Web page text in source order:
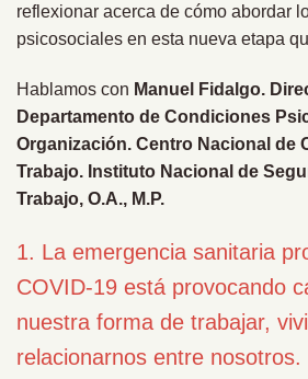
reflexionar acerca de cómo abordar
psicosociales en esta nueva etapa
Hablamos con Manuel Fidalgo.
Departamento de Condiciones
Organización. Centro Nacional de
Trabajo. Instituto Nacional de
Trabajo, O.A., M.P.
1. La emergencia sanitaria
COVID-19 está provocando
nuestra forma de trabajar,
relacionarnos entre nosotros.